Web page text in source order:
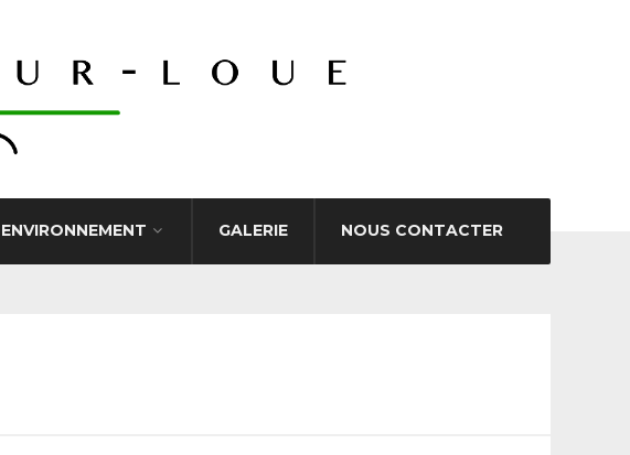
ENVIRONNEMENT GALERIE NOUS CONTACTER